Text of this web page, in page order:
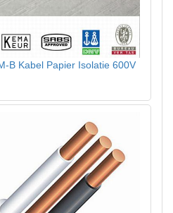
B Kabel Papier Isolatie 600V